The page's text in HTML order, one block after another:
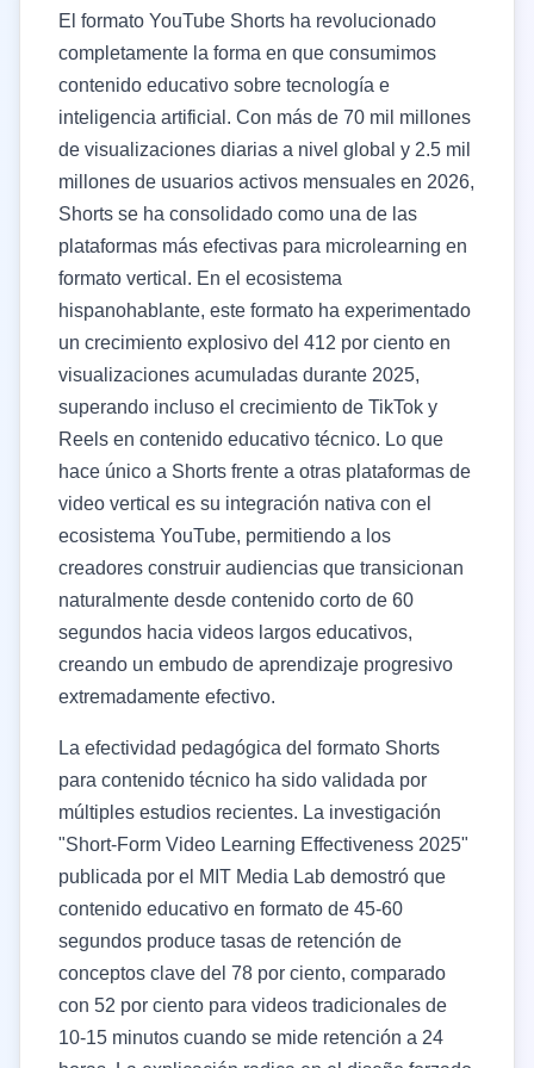
El formato YouTube Shorts ha revolucionado
completamente la forma en que consumimos
contenido educativo sobre tecnología e
inteligencia artificial. Con más de 70 mil millones
de visualizaciones diarias a nivel global y 2.5 mil
millones de usuarios activos mensuales en 2026,
Shorts se ha consolidado como una de las
plataformas más efectivas para microlearning en
formato vertical. En el ecosistema
hispanohablante, este formato ha experimentado
un crecimiento explosivo del 412 por ciento en
visualizaciones acumuladas durante 2025,
superando incluso el crecimiento de TikTok y
Reels en contenido educativo técnico. Lo que
hace único a Shorts frente a otras plataformas de
video vertical es su integración nativa con el
ecosistema YouTube, permitiendo a los
creadores construir audiencias que transicionan
naturalmente desde contenido corto de 60
segundos hacia videos largos educativos,
creando un embudo de aprendizaje progresivo
extremadamente efectivo.
La efectividad pedagógica del formato Shorts
para contenido técnico ha sido validada por
múltiples estudios recientes. La investigación
"Short-Form Video Learning Effectiveness 2025"
publicada por el MIT Media Lab demostró que
contenido educativo en formato de 45-60
segundos produce tasas de retención de
conceptos clave del 78 por ciento, comparado
con 52 por ciento para videos tradicionales de
10-15 minutos cuando se mide retención a 24